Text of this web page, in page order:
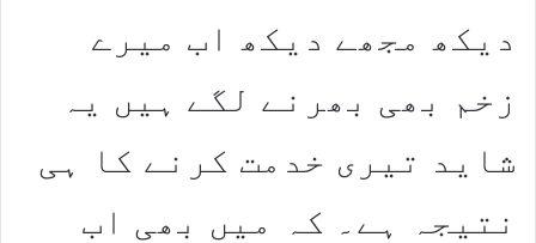
دیکھ مجھے دیکھ اب میرے
زخم بھی بھرنے لگے ہیں یہ
شاید تیری خدمت کرنے کا ہی
نتیجہ ہے۔ کہ میں بھی اب